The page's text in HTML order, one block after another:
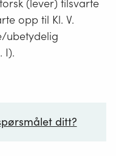
(lever) tilsvarte
opp til Kl. V.
ubetydelig
I).
ditt?